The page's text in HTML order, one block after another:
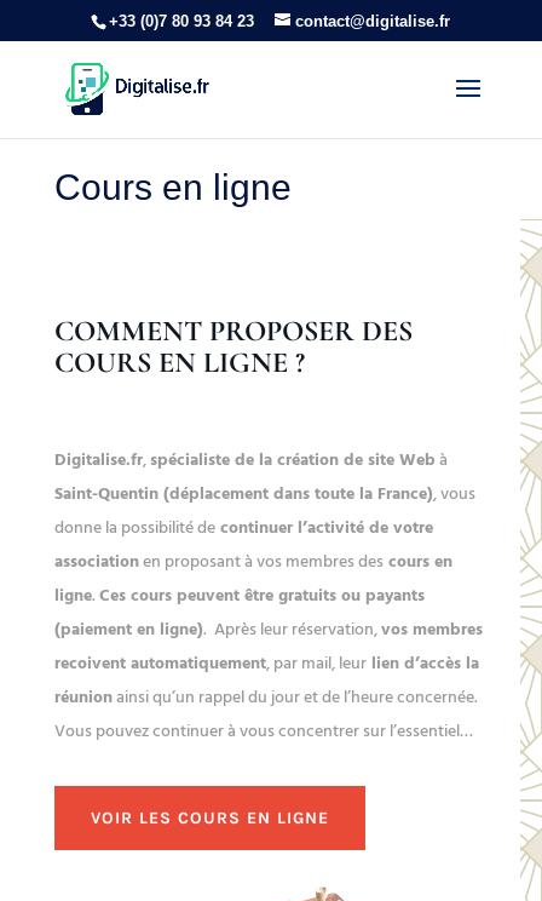
+33 (0)7 80 93 84 23 contact@digitalise.fr
Cours en ligne
COMMENT PROPOSER DES
COURS EN LIGNE ?
Digitalise.fr,spécialiste de la création de site Webà
Saint-Quentin (déplacement dans toute la France), vous
donne la possibilité decontinuer l’activité de votre
associationen proposant à vos membres descours en
ligne.Ces cours peuvent être gratuits ou payants
(paiement en ligne). Après leur réservation,vos membres
recoivent automatiquement, par mail, leurlien d’accès la
réunionainsi qu’un rappel du jour et de l’heure concernée.
Vous pouvez continuer à vous concentrer sur l’essentiel…
VOIR LES COURS EN LIGNE